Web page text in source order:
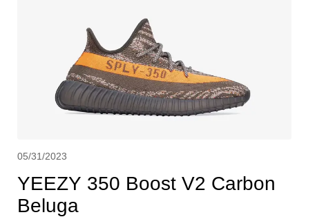
05/31/2023
YEEZY 350 Boost V2 Carbon
Beluga